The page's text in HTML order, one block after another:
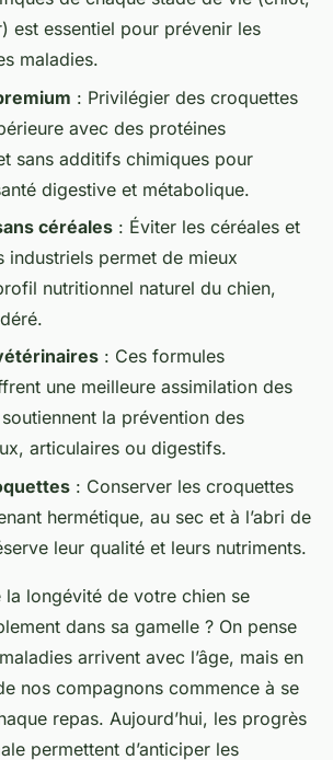
est essentiel pour prévenir les
maladies.
: Privilégier des croquettes
avec des protéines
sans additifs chimiques pour
digestive et métabolique.
céréales : Éviter les céréales et
industriels permet de mieux
nutritionnel naturel du chien,
: Ces formules
une meilleure assimilation des
la prévention des
articulaires ou digestifs.
: Conserver les croquettes
hermétique, au sec et à l’abri de
leur qualité et leurs nutriments.
la longévité de votre chien se
dans sa gamelle ? On pense
arrivent avec l’âge, mais en
nos compagnons commence à se
repas. Aujourd’hui, les progrès
permettent d’anticiper les